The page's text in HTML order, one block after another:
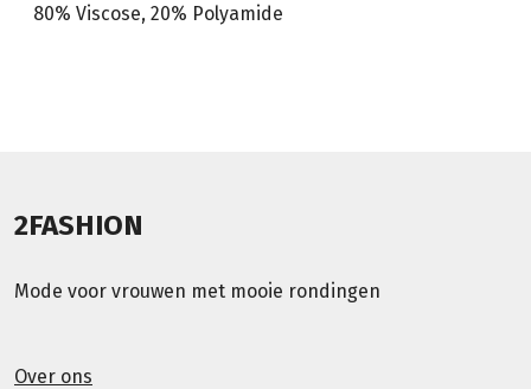
80% Viscose, 20% Polyamide
2FASHION
Mode voor vrouwen met mooie rondingen
Over ons